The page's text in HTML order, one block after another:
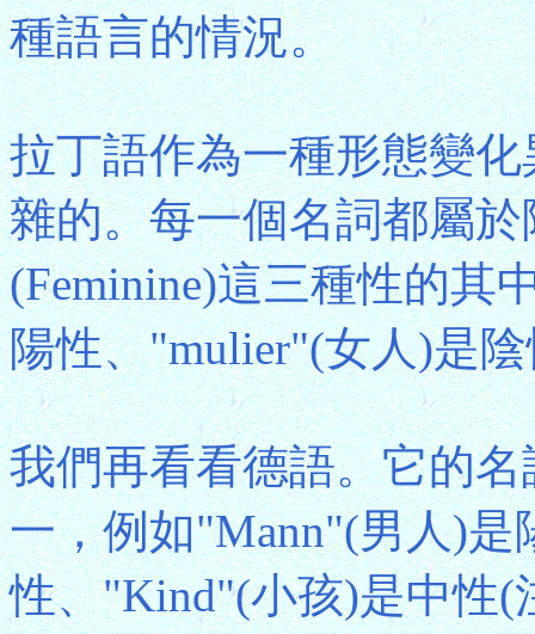
種語言的情況。
拉丁語作為一種形態變
雜的。每一個名詞都屬於
(Feminine)這三種性的其
陽性、"mulier"(女人)是
我們再看看德語。它的
一，例如"Mann"(男人)是
性、"Kind"(小孩)是中性(